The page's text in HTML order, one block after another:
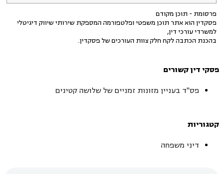
פרסומת - תוכן מקודם
פסקדין הוא אתר תוכן משפטי ופלטפורמה המספקת שירותי שיווק דיגיטלי
למשרדי עורכי דין,
בהכנת הכתבה לקח חלק צוות העורכים של פסקדין.
פסקי דין קשורים
פס"ד בעניין מזונות זמניים של שלושה קטינים
קטגוריות
דיני משפחה